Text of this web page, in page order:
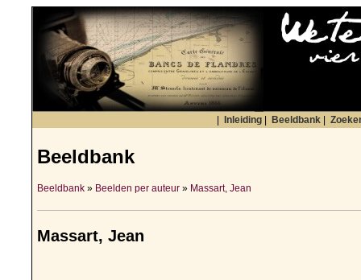
Inleiding Beeldbank
Beeldbank
Beeldbank » Beelden per auteur » Massart, Jean
Massart, Jean